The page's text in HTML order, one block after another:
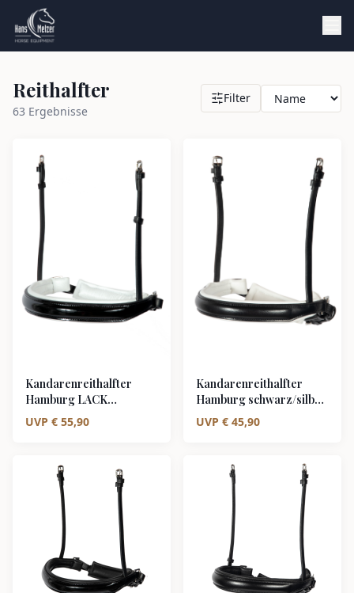
Reithalfter
63 Ergebnisse
Filter
Kandarenreithalfter
Hamburg LACK
schwarz/silber weiß
unterlegt
UVP € 55,90
Kandarenreithalfter
Hamburg schwarz/silber
weiß unterlegt
UVP € 45,90